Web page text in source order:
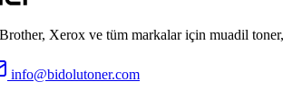
Xerox ve tüm markalar için muadil
info@bidolutoner.com